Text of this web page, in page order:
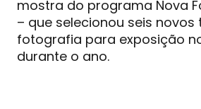
mostra do programa Nova
– que selecionou seis
fotografia para exposição
durante o ano.